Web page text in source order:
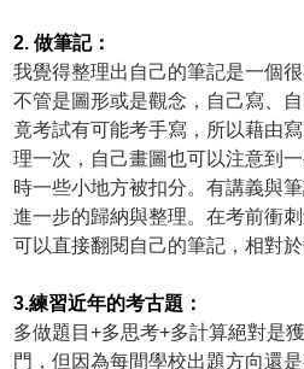
2. 做筆記：
我覺得整理出自己的筆記是一個
不管是圖形或是觀念，自己寫、
竟考試有可能考手寫，所以藉由
理一次，自己畫圖也可以注意到
時一些小地方被扣分。有講義與
進一步的歸納與整理。在考前衝
可以直接翻閱自己的筆記，相對
3.練習近年的考古題：
多做題目+多思考+多計算絕對是
門，但因為每間學校出題方向還